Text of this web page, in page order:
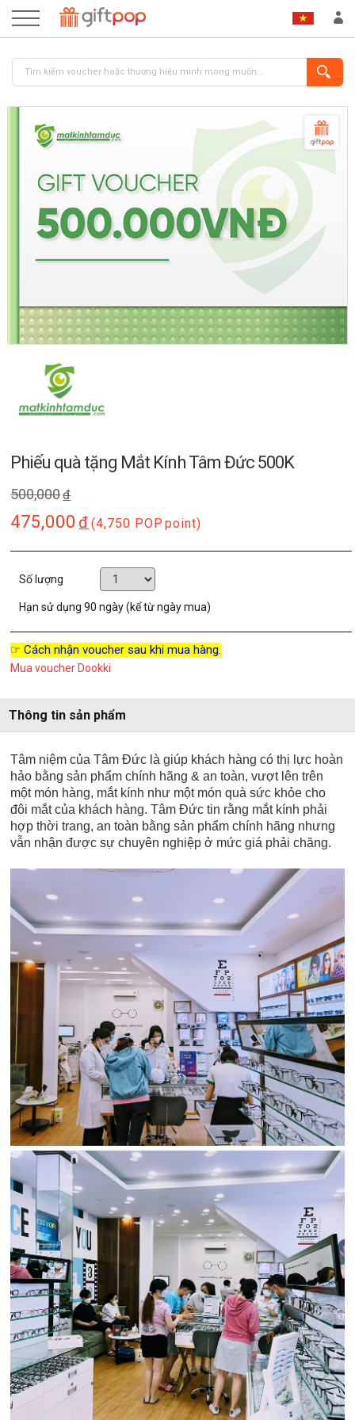
ĐĂNG NHẬP ĐĂNG KÝ
Phiếu quà tặng Mắt Kính Tâm Đức 500K
500,000đ
475,000 đ (4,750 POP point)
Số lượng
Hạn sử dụng90 ngày (kể từ ngày mua)
☞ Cách nhận voucher sau khi mua hàng.
Mua voucher Dookki
Thông tin sản phẩm
Tâm niệm của Tâm Đức là giúp khách hàng có thị lực hoàn
hảo bằng sản phẩm chính hãng & an toàn, vượt lên trên
một món hàng, mắt kính như một món quà sức khỏe cho
đôi mắt của khách hàng.Tâm Đức tin rằng mắt kính phải
hợp thời trang, an toàn bằng sản phẩm chính hãng nhưng
vẫn nhận được sự chuyên nghiệp ở mức giá phải chăng.